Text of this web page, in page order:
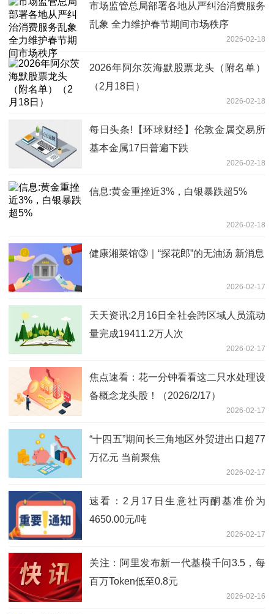
市场监管总局部署各地从严纠治消费服务
乱象 全力维护春节期间市场秩序
2026-02-18
2026年阿尔茨海默股票龙头（附名单）
（2月18日）
2026-02-18
每日头条!【环球财经】伦敦金属交易所
基本金属17日普遍下跌
2026-02-18
信息:黄金重挫近3%，白银暴跌超5%
2026-02-18
健康湘菜馆③｜“探花郎”的无油汤 新消息
2026-02-17
天天资讯:2月16日全社会跨区域人员流动
量完成19411.2万人次
2026-02-17
焦点速看：花一分钟看看这二只水处理设
备概念龙头股！（2026/2/17）
2026-02-17
“十四五”期间长三角地区外贸进出口超77
万亿元 当前聚焦
2026-02-17
速看：2月17日生意社丙酮基准价为
4650.00元/吨
2026-02-17
关注：阿里发布新一代基模千问3.5，每
百万Token低至0.8元
2026-02-16